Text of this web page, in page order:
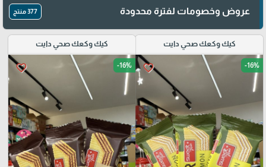
عروض وخصومات لفترة محدودة 377 منتج
كيك وكعك صحي دايت
favorite_border -16%
كيك وكعك صحي دايت
favorite_border -16%